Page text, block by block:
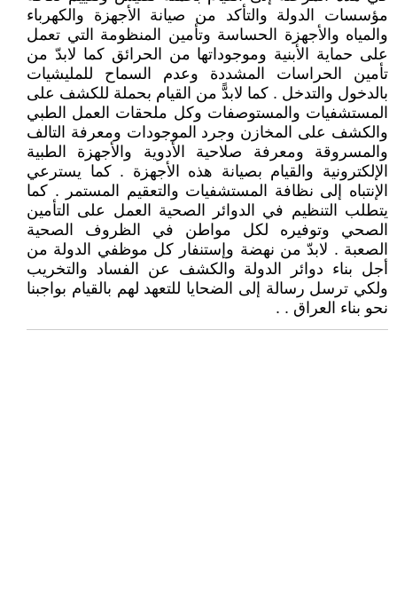
مؤسسات الدولة والتأكد من صيانة الأجهزة والكهرباء
والمياه والأجهزة الحساسة وتأمين المنظومة التي تعمل
على حماية الأبنية وموجوداتها من الحرائق كما لابدّ من
تأمين الحراسات المشددة وعدم السماح للمليشيات
بالدخول والتدخل . كما لابدًّ من القيام بحملة للكشف على
المستشفيات والمستوصفات وكل ملحقات العمل الطبي
والكشف على المخازن وجرد الموجودات ومعرفة التالف
والمسروقة ومعرفة صلاحية الأدوية والأجهزة الطبية
الإلكترونية والقيام بصيانة هذه الأجهزة . كما يسترعي
الإنتباه إلى نظافة المستشفيات والتعقيم المستمر . كما
يتطلب التنظيم في الدوائر الصحية العمل على التأمين
الصحي وتوفيره لكل مواطن في الظروف الصحية
الصعبة . لابدّ من نهضة وإستنفار كل موظفي الدولة من
أجل بناء دوائر الدولة والكشف عن الفساد والتخريب
ولكي ترسل رسالة إلى الضحايا للتعهد لهم بالقيام بواجبنا
نحو بناء العراق . .